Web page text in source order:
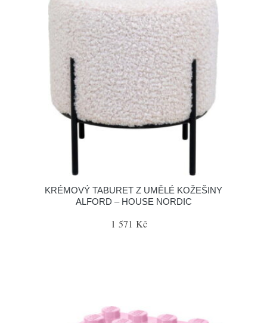
KRÉMOVÝ TABURET Z UMĚLÉ KOŽEŠINY
ALFORD – HOUSE NORDIC
1 571 Kč